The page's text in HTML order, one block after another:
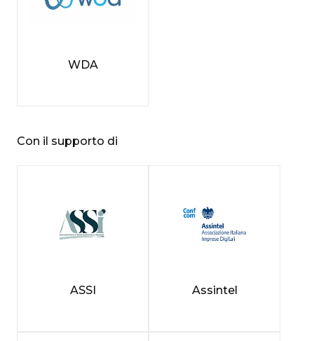
WDA
Con il supporto di
ASSI Assintel